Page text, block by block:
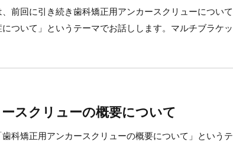
前回に引き続き歯科矯正用アンカースクリューについ
ついて」というテーマでお話しします。マルチブラケ
スクリューの概要について
科矯正用アンカースクリューの概要について」というテ